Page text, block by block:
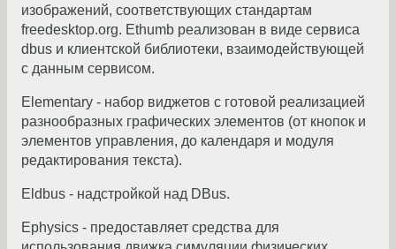
изображений, соответствующих стандартам
freedesktop.org. Ethumb реализован в виде сервиса
dbus и клиентской библиотеки, взаимодействующей
с данным сервисом.
Elementary - набор виджетов с готовой реализацией
разнообразных графических элементов (от кнопок и
элементов управления, до календаря и модуля
редактирования текста).
Eldbus - надстройкой над DBus.
Ephysics - предоставляет средства для